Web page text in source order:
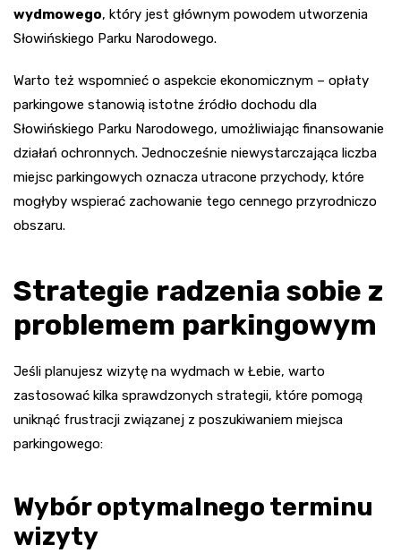
wydmowego, który jest głównym powodem utworzenia
Słowińskiego Parku Narodowego.
Warto też wspomnieć o aspekcie ekonomicznym – opłaty
parkingowe stanowią istotne źródło dochodu dla
Słowińskiego Parku Narodowego, umożliwiając finansowanie
działań ochronnych. Jednocześnie niewystarczająca liczba
miejsc parkingowych oznacza utracone przychody, które
mogłyby wspierać zachowanie tego cennego przyrodniczo
obszaru.
Strategie radzenia sobie z
problemem parkingowym
Jeśli planujesz wizytę na wydmach w Łebie, warto
zastosować kilka sprawdzonych strategii, które pomogą
uniknąć frustracji związanej z poszukiwaniem miejsca
parkingowego:
Wybór optymalnego terminu
wizyty